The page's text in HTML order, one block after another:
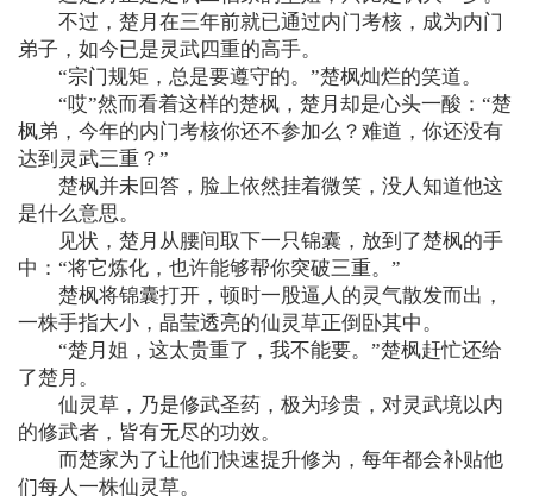
不过，楚月在三年前就已通过内门考核，成为内门
弟子，如今已是灵武四重的高手。
“宗门规矩，总是要遵守的。”楚枫灿烂的笑道。
“哎”然而看着这样的楚枫，楚月却是心头一酸：“楚
枫弟，今年的内门考核你还不参加么？难道，你还没有
达到灵武三重？”
楚枫并未回答，脸上依然挂着微笑，没人知道他这
是什么意思。
见状，楚月从腰间取下一只锦囊，放到了楚枫的手
中：“将它炼化，也许能够帮你突破三重。”
楚枫将锦囊打开，顿时一股逼人的灵气散发而出，
一株手指大小，晶莹透亮的仙灵草正倒卧其中。
“楚月姐，这太贵重了，我不能要。”楚枫赶忙还给
了楚月。
仙灵草，乃是修武圣药，极为珍贵，对灵武境以内
的修武者，皆有无尽的功效。
而楚家为了让他们快速提升修为，每年都会补贴他
们每人一株仙灵草。